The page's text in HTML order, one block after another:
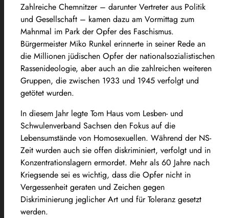
Zahlreiche Chemnitzer – darunter Vertreter aus Politik
und Gesellschaft – kamen dazu am Vormittag zum
Mahnmal im Park der Opfer des Faschismus.
Bürgermeister Miko Runkel erinnerte in seiner Rede an
die Millionen jüdischen Opfer der nationalsozialistischen
Rassenideologie, aber auch an die zahlreichen weiteren
Gruppen, die zwischen 1933 und 1945 verfolgt und
getötet wurden.
In diesem Jahr legte Tom Haus vom Lesben- und
Schwulenverband Sachsen den Fokus auf die
Lebensumstände von Homosexuellen. Während der NS-
Zeit wurden auch sie offen diskriminiert, verfolgt und in
Konzentrationslagern ermordet. Mehr als 60 Jahre nach
Kriegsende sei es wichtig, dass die Opfer nicht in
Vergessenheit geraten und Zeichen gegen
Diskriminierung jeglicher Art und für Toleranz gesetzt
werden.